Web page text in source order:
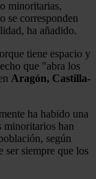
minoritarias,
se corresponden
ha añadido.
tiene espacio y
que "abra los
Aragón, Castilla-
ha habido una
minoritarios han
según
ser siempre que los